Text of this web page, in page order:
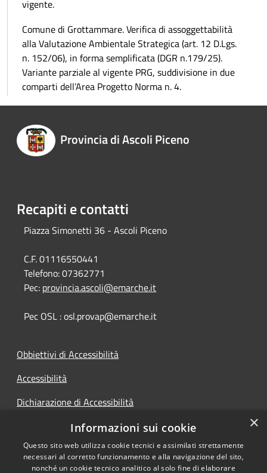
vigente.
Comune di Grottammare. Verifica di assoggettabilità
alla Valutazione Ambientale Strategica (art. 12 D.Lgs.
n. 152/06), in forma semplificata (DGR n.179/25).
Variante parziale al vigente PRG, suddivisione in due
comparti dell’Area Progetto Norma n. 4.
Provincia di Ascoli Piceno
Recapiti e contatti
Piazza Simonetti 36 - Ascoli Piceno
C.F. 01116550441
Telefono:07362771
Pec: provincia.ascoli@emarche.it
Pec OSL : osl.provap@emarche.it
Obbiettivi di Accessibilità
Accessibilità
Dichiarazione di Accessibilità
Accesso Civico
×
Informazioni sui cookie
Questo sito web utilizza cookie tecnici e assimilati strettamente
necessari al corretto funzionamento e alla navigazione del sito,
nonché un cookie tecnico analitico al solo fine di elaborare